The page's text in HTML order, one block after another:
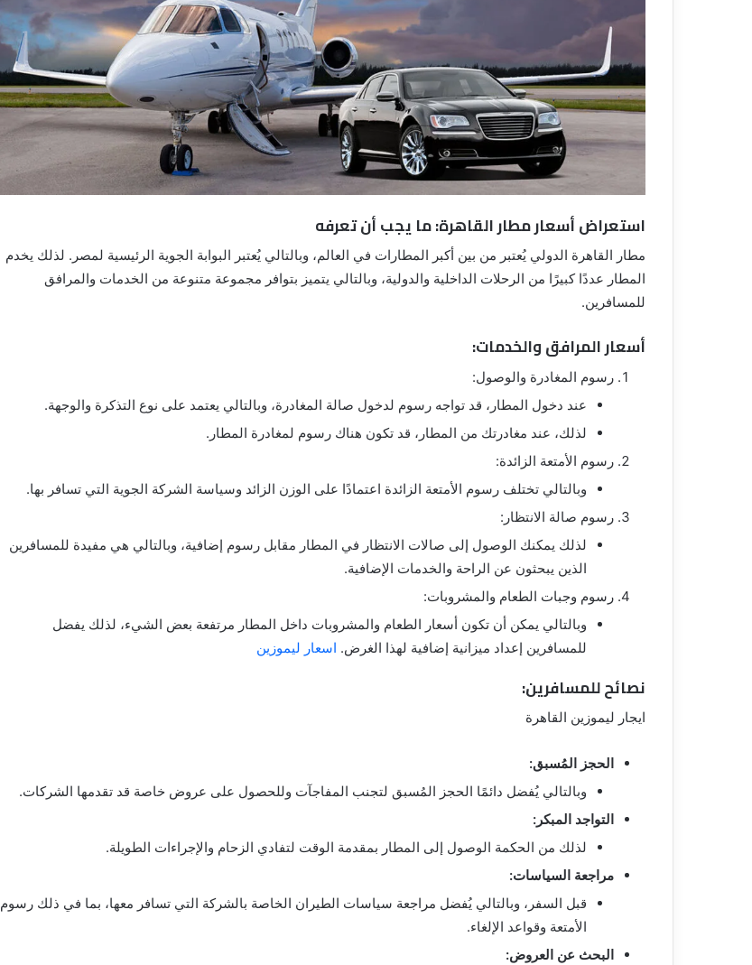
استعراض أسعار مطار القاهرة: ما يجب أن تعرفه
مطار القاهرة الدولي يُعتبر من بين أكبر المطارات في العالم، وبالتالي يُعتبر البوابة الجوية الرئيسية لمصر. لذلك يخدم
المطار عددًا كبيرًا من الرحلات الداخلية والدولية، وبالتالي يتميز بتوافر مجموعة متنوعة من الخدمات والمرافق
للمسافرين.
أسعار المرافق والخدمات:
رسوم المغادرة والوصول:
عند دخول المطار، قد تواجه رسوم لدخول صالة المغادرة، وبالتالي يعتمد على نوع التذكرة والوجهة.
لذلك، عند مغادرتك من المطار، قد تكون هناك رسوم لمغادرة المطار.
رسوم الأمتعة الزائدة:
وبالتالي تختلف رسوم الأمتعة الزائدة اعتمادًا على الوزن الزائد وسياسة الشركة الجوية التي تسافر بها.
رسوم صالة الانتظار:
لذلك يمكنك الوصول إلى صالات الانتظار في المطار مقابل رسوم إضافية، وبالتالي هي مفيدة للمسافرين
الذين يبحثون عن الراحة والخدمات الإضافية.
رسوم وجبات الطعام والمشروبات:
وبالتالي يمكن أن تكون أسعار الطعام والمشروبات داخل المطار مرتفعة بعض الشيء، لذلك يفضل
للمسافرين إعداد ميزانية إضافية لهذا الغرض. اسعار ليموزين
نصائح للمسافرين:
ايجار ليموزين القاهرة
الحجز المُسبق:
وبالتالي يُفضل دائمًا الحجز المُسبق لتجنب المفاجآت وللحصول على عروض خاصة قد تقدمها الشركات.
التواجد المبكر:
لذلك من الحكمة الوصول إلى المطار بمقدمة الوقت لتفادي الزحام والإجراءات الطويلة.
مراجعة السياسات:
قبل السفر، وبالتالي يُفضل مراجعة سياسات الطيران الخاصة بالشركة التي تسافر معها، بما في ذلك رسوم
الأمتعة وقواعد الإلغاء.
البحث عن العروض: